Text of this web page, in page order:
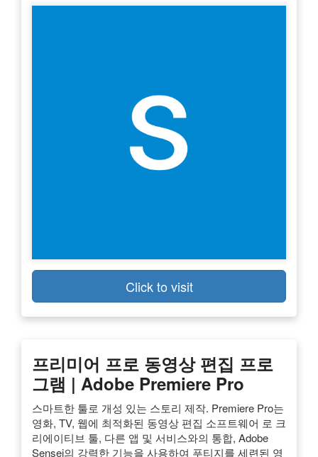
Click to visit
프리미어 프로 동영상 편집 프로
그램 | Adobe Premiere Pro
스마트한 툴로 개성 있는 스토리 제작. Premiere Pro는
영화, TV, 웹에 최적화된 동영상 편집 소프트웨어 로 크
리에이티브 툴, 다른 앱 및 서비스와의 통합, Adobe
Sensei의 강력한 기능을 사용하여 푸티지를 세련된 영